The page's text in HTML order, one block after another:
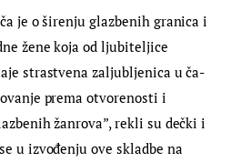
je o širenju glazbenih granica i
žene koja od ljubiteljice
strastvena zaljubljenica u ča-
prema otvorenosti i
žanrova”, rekli su dečki i
u izvođenju ove skladbe na